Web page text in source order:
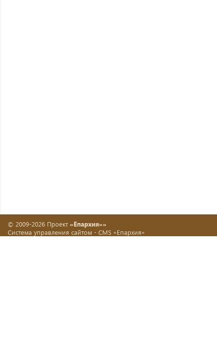
© 2009-2026 Проект «Епархия»»
Система управления сайтом - CMS «Епархия»